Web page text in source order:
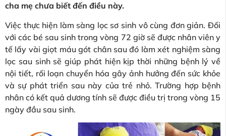
cha mẹ chưa biết đến điều này.
Việc thực hiện làm sàng lọc sơ sinh vô cùng đơn giản. Đối
với các bé sau sinh trong vòng 72 giờ sẽ được nhân viên y
tế lấy vài giọt máu gót chân sau đó làm xét nghiệm sàng
lọc sau sinh sẽ giúp phát hiện kịp thời những bệnh lý về
nội tiết, rối loạn chuyển hóa gây ảnh hưởng đến sức khỏe
và sự phát triển sau này của trẻ nhỏ. Trường hợp bệnh
nhân có kết quả dương tính sẽ được điều trị trong vòng 15
ngày đầu sau sinh.